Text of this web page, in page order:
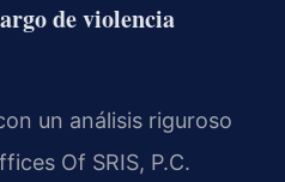
de violencia
un análisis riguroso
Of SRIS, P.C.